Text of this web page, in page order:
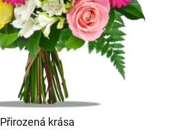
Přirozená krása